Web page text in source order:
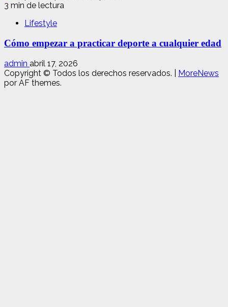
3 min de lectura
Lifestyle
Cómo empezar a practicar deporte a cualquier edad
admin abril 17, 2026
Copyright © Todos los derechos reservados.
MoreNews
por AF themes.